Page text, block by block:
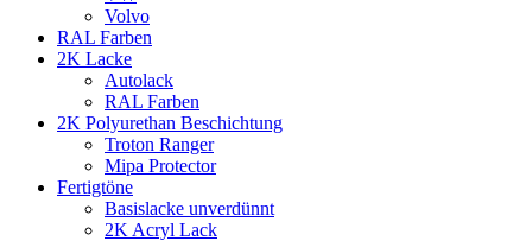
Volvo
RAL Farben
2K Lacke
Autolack
RAL Farben
2K Polyurethan Beschichtung
Troton Ranger
Mipa Protector
Fertigtöne
Basislacke unverdünnt
2K Acryl Lack